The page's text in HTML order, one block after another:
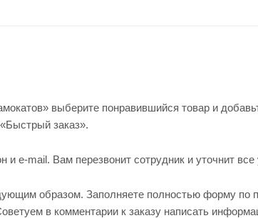
выберите понравившийся товар и
заказ».
mail. Вам перезвонит сотрудник и уточнит все
образом. Заполняете полностью форму по
в комментарии к заказу написать